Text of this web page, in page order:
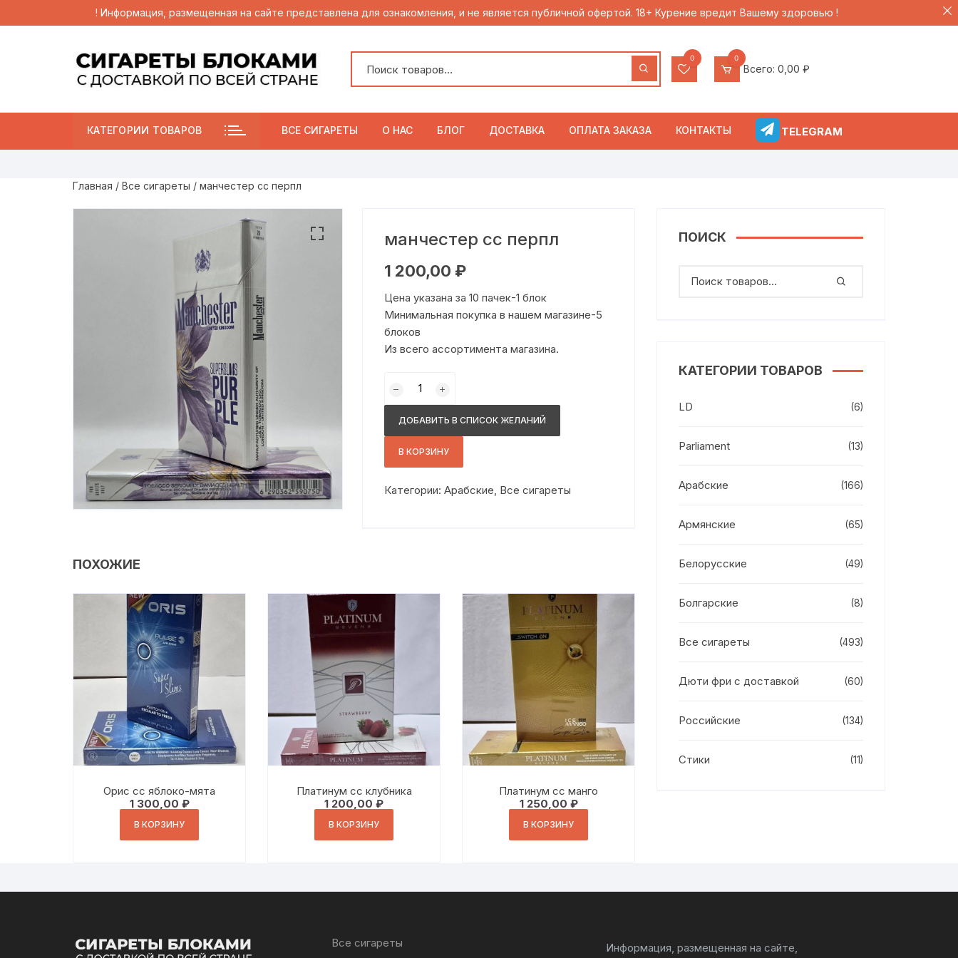
! Информация, размещенная на сайте представлена для ознакомления, и не является публичной офертой. 18+ Курение вредит Вашему здоровью !
0 0
Всего: 0,00 ₽
КАТЕГОРИИ ТОВАРОВ ВСЕ СИГАРЕТЫ О НАС БЛОГ ДОСТАВКА ОПЛАТА ЗАКАЗА КОНТАКТЫ TELEGRAM
Главная / Все сигареты / манчестер сс перпл
манчестер сс перпл
1 200,00 ₽
Цена указана за 10 пачек-1 блок
Минимальная покупка в нашем магазине-5
блоков
Из всего ассортимента магазина.
товара
перпл
ДОБАВИТЬ В СПИСОК ЖЕЛАНИЙ
В КОРЗИНУ
Категории:Арабские Все сигареты
ПОХОЖИЕ
Орис сс яблоко-мята
1 300,00 ₽
В КОРЗИНУ
Платинум сс клубника
1 200,00 ₽
В КОРЗИНУ
Платинум сс манго
1 250,00 ₽
В КОРЗИНУ
ПОИСК
КАТЕГОРИИ ТОВАРОВ
LD (6)
Parliament (13)
Арабские (166)
Армянские (65)
Белорусские (49)
Болгарские (8)
Все сигареты (493)
Дюти фри с доставкой (60)
Российские (134)
Стики (11)
Все сигареты
Информация, размещенная на сайте,